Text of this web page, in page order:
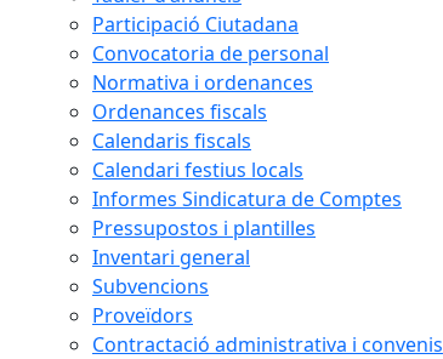
Participació Ciutadana
Convocatoria de personal
Normativa i ordenances
Ordenances fiscals
Calendaris fiscals
Calendari festius locals
Informes Sindicatura de Comptes
Pressupostos i plantilles
Inventari general
Subvencions
Proveïdors
Contractació administrativa i convenis